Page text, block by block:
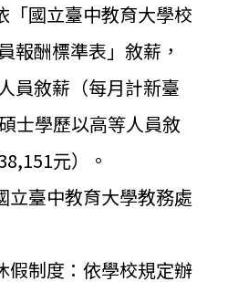
「國立臺中教育大學校
報酬標準表」敘薪，
員敘薪（每月計新臺
士學歷以高等人員敘
元）。
臺中教育大學教務處
制度：依學校規定辦